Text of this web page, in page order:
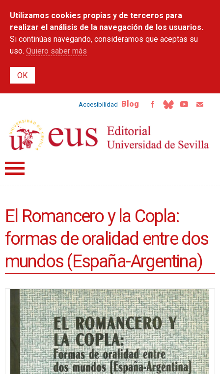
contenido
principal
Utilizamos cookies propias y de terceros para
realizar el análisis de la navegación de los usuarios.
Si continúas navegando, consideramos que aceptas su
uso. Quiero saber más
Accesibilidad Blog
El Romancero y la Copla:
formas de oralidad entre dos
mundos (España-Argentina)